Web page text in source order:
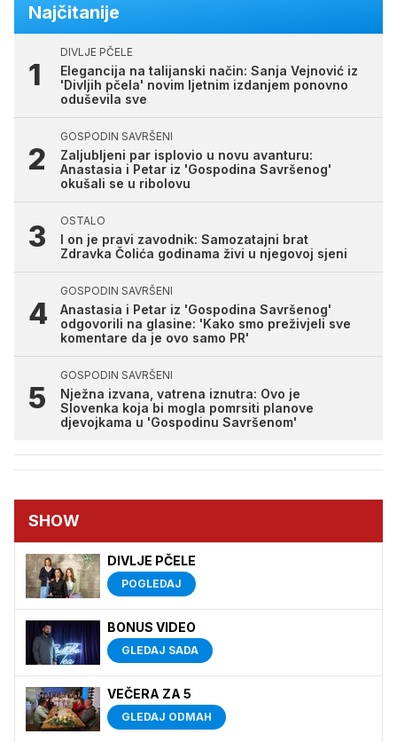
Najčitanije
DIVLJE PČELE
Elegancija na talijanski način: Sanja Vejnović iz
'Divljih pčela' novim ljetnim izdanjem ponovno
oduševila sve
GOSPODIN SAVRŠENI
Zaljubljeni par isplovio u novu avanturu:
Anastasia i Petar iz 'Gospodina Savršenog'
okušali se u ribolovu
OSTALO
I on je pravi zavodnik: Samozatajni brat
Zdravka Čolića godinama živi u njegovoj sjeni
GOSPODIN SAVRŠENI
Anastasia i Petar iz 'Gospodina Savršenog'
odgovorili na glasine: 'Kako smo preživjeli sve
komentare da je ovo samo PR'
GOSPODIN SAVRŠENI
Nježna izvana, vatrena iznutra: Ovo je
Slovenka koja bi mogla pomrsiti planove
djevojkama u 'Gospodinu Savršenom'
SHOW
DIVLJE PČELE
POGLEDAJ
BONUS VIDEO
GLEDAJ SADA
VEČERA ZA 5
GLEDAJ ODMAH